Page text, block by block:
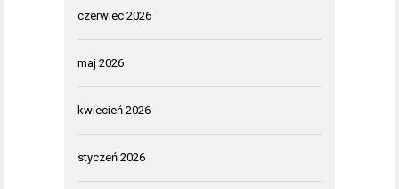
czerwiec 2026
maj 2026
kwiecień 2026
styczeń 2026